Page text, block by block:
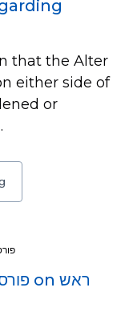
that the Alter
either side of
or